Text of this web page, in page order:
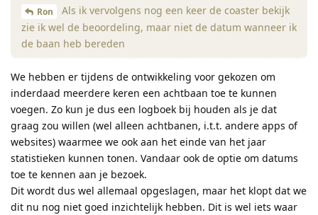
Ron
Als ik vervolgens nog een keer de coaster bekijk
zie ik wel de beoordeling, maar niet de datum wanneer ik
de baan heb bereden
We hebben er tijdens de ontwikkeling voor gekozen om
inderdaad meerdere keren een achtbaan toe te kunnen
voegen. Zo kun je dus een logboek bij houden als je dat
graag zou willen (wel alleen achtbanen, i.t.t. andere apps of
websites) waarmee we ook aan het einde van het jaar
statistieken kunnen tonen. Vandaar ook de optie om datums
toe te kennen aan je bezoek.
Dit wordt dus wel allemaal opgeslagen, maar het klopt dat we
dit nu nog niet goed inzichtelijk hebben. Dit is wel iets waar